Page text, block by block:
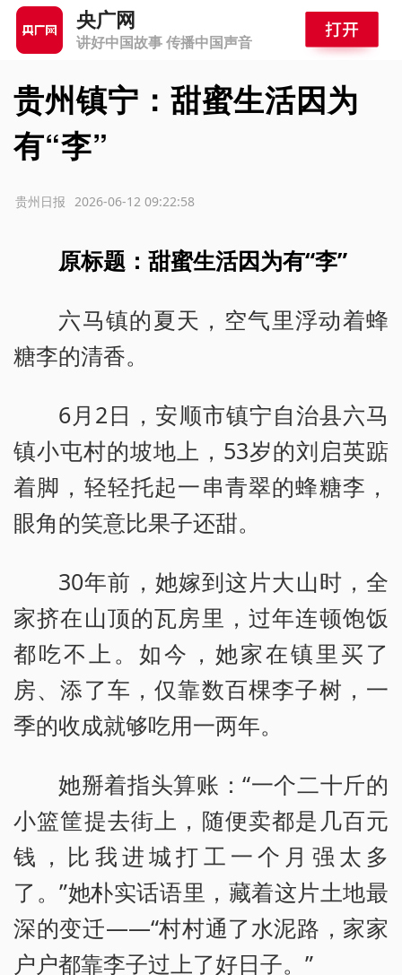
央广网
讲好中国故事 传播中国声音
贵州镇宁：甜蜜生活因为
有“李”
2026-06-12 09:22:58
贵州日报
原标题：甜蜜生活因为有“李”
六马镇的夏天，空气里浮动着蜂
糖李的清香。
6月2日，安顺市镇宁自治县六马
镇小屯村的坡地上，53岁的刘启英踮
着脚，轻轻托起一串青翠的蜂糖李，
眼角的笑意比果子还甜。
30年前，她嫁到这片大山时，全
家挤在山顶的瓦房里，过年连顿饱饭
都吃不上。如今，她家在镇里买了
房、添了车，仅靠数百棵李子树，一
季的收成就够吃用一两年。
她掰着指头算账：“一个二十斤的
小篮筐提去街上，随便卖都是几百元
钱，比我进城打工一个月强太多
了。”她朴实话语里，藏着这片土地最
深的变迁——“村村通了水泥路，家家
户户都靠李子过上了好日子。”